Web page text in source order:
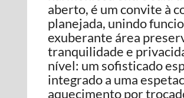
aberto, é um convite à
planejada, unindo
exuberante área
tranquilidade e
nível: um sofisticado
integrado a uma
aquecimento por